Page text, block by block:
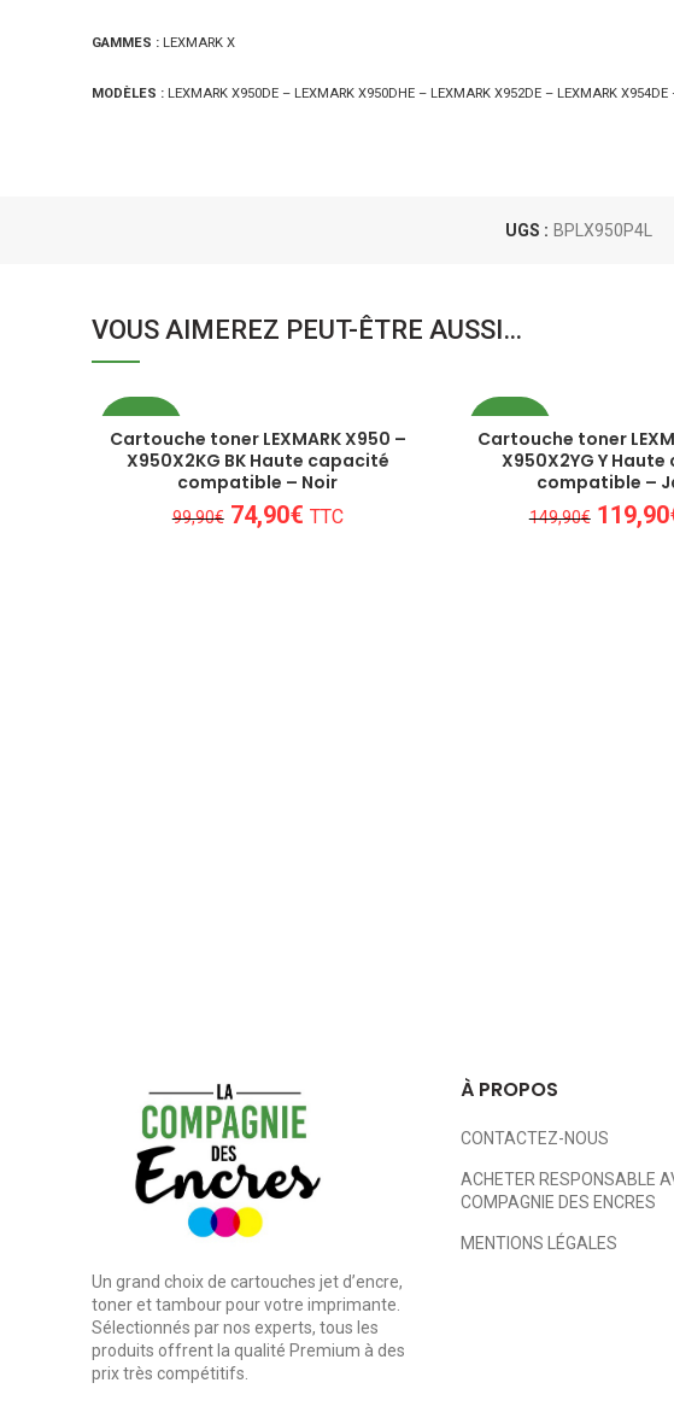
GAMMES : LEXMARK X
MODÈLES : LEXMARK X950DE – LEXMARK X950DHE – LEXMARK X952DE – LEXMARK
UGS : BPLX950P4L
VOUS AIMEREZ PEUT-ÊTRE AUSSI…
Cartouche toner LEXMARK X950 –
X950X2KG BK Haute capacité
compatible – Noir
99,90€ Le
74,90€Le
TTC
Cartouche toner
X950X2YG Y
compatible –
149,90€ Le
119,90
Un grand choix de cartouches jet d’encre,
toner et tambour pour votre imprimante.
Sélectionnés par nos experts, tous les
produits offrent la qualité Premium à des
prix très compétitifs.
À PROPOS
CONTACTEZ-NOUS
ACHETER RESPONSABLE
COMPAGNIE DES ENCRES
MENTIONS LÉGALES